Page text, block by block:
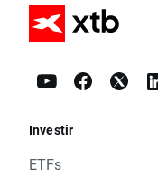
Investir
ETFs